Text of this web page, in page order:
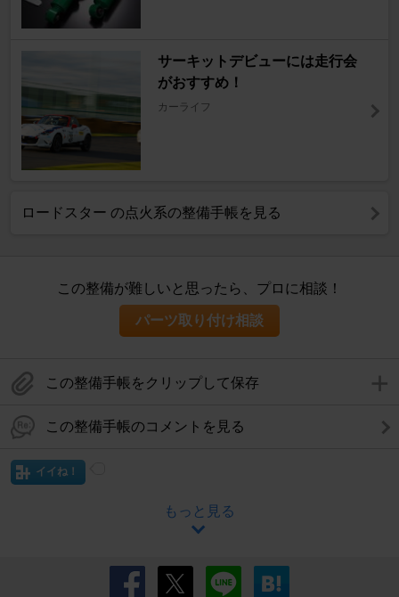
サーキットデビューには走行会
がおすすめ！
カーライフ
ロードスター の点火系の整備手帳を見る
この整備が難しいと思ったら、プロに相談！
パーツ取り付け相談
この整備手帳をクリップして保存
この整備手帳のコメントを見る
イイね！
もっと見る